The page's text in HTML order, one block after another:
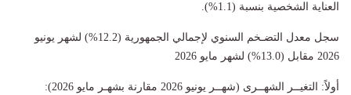
العناية الشخصية بنسبة (1.1%).
سجل معدل التضـخم السنوي لإجمالي الجمهورية (12.2%) لشهر يونيو
2026 مقابل (13.0%) لشهر مايو 2026
أولاً: التغيــر الشهــرى (شهــر يونيو 2026 مقارنة بشهـر مايو 2026):